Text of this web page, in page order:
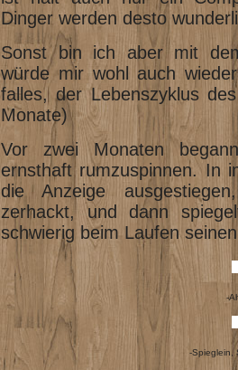
Dinger werden desto
Sonst bin ich aber mit
würde mir wohl auch
falles, der Lebenszyklus
Monate)
Vor zwei Monaten
ernsthaft rumzuspinnen. In
die Anzeige
zerhackt, und dann
schwierig beim Laufen
-
-Spieglein,